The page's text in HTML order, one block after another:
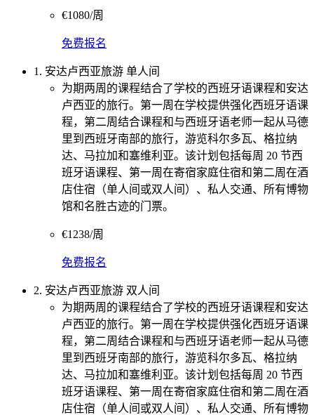
€1080/周
免费报名
1. 安达卢西亚旅游 单人间
为期两周的课程结合了学校的西班牙语课程和安达
卢西亚的旅行。第一周在学校提供强化西班牙语课
程，第二周结合课程和与西班牙语老师一起从马德
里到西班牙南部的旅行，游览科尔多瓦、格拉纳
达、马拉加和塞维利亚。该计划包括每周 20 节西
班牙语课程、第一周在寄宿家庭住宿和第二周在酒
店住宿（单人间或双人间）、私人交通、所有博物
馆和名胜古迹的门票。
€1238/周
免费报名
2. 安达卢西亚旅游 双人间
为期两周的课程结合了学校的西班牙语课程和安达
卢西亚的旅行。第一周在学校提供强化西班牙语课
程，第二周结合课程和与西班牙语老师一起从马德
里到西班牙南部的旅行，游览科尔多瓦、格拉纳
达、马拉加和塞维利亚。该计划包括每周 20 节西
班牙语课程、第一周在寄宿家庭住宿和第二周在酒
店住宿（单人间或双人间）、私人交通、所有博物